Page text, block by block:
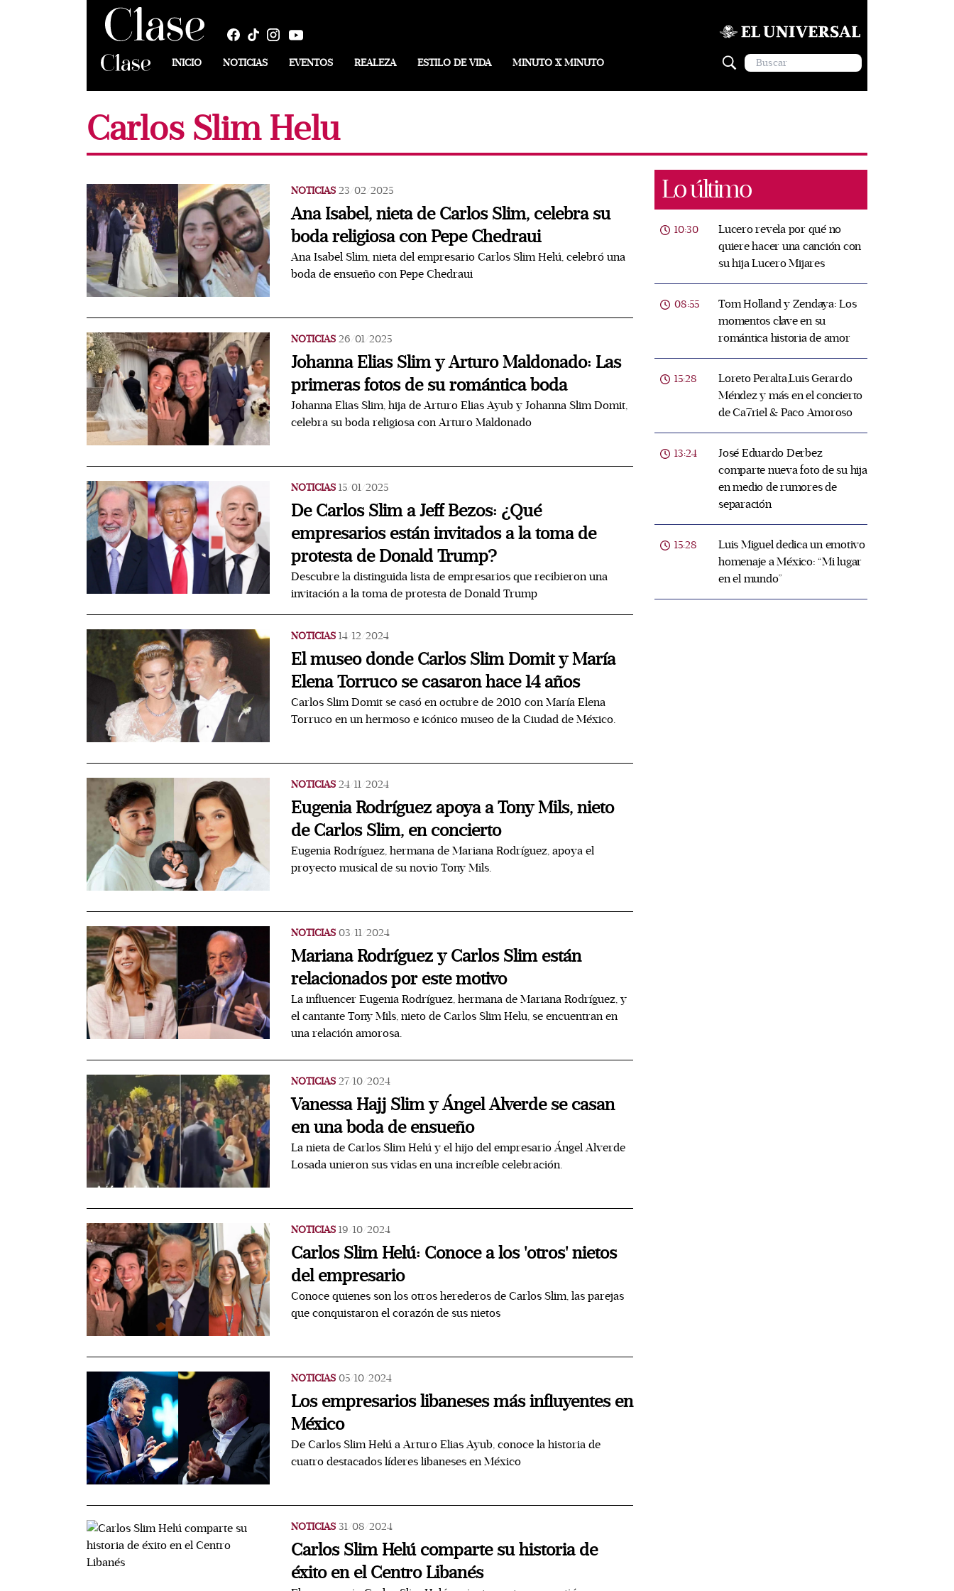
INICIO NOTICIAS EVENTOS REALEZA ESTILO DE VIDA MINUTO X MINUTO
Carlos Slim Helu
NOTICIAS 23/02/2025
Ana Isabel, nieta de Carlos Slim, celebra su
boda religiosa con Pepe Chedraui
Ana Isabel Slim, nieta del empresario Carlos Slim Helú, celebró una
boda de ensueño con Pepe Chedraui
NOTICIAS 26/01/2025
Johanna Elias Slim y Arturo Maldonado: Las
primeras fotos de su romántica boda
Johanna Elias Slim, hija de Arturo Elias Ayub y Johanna Slim Domit,
celebra su boda religiosa con Arturo Maldonado
NOTICIAS 15/01/2025
De Carlos Slim a Jeff Bezos: ¿Qué
empresarios están invitados a la toma de
protesta de Donald Trump?
Descubre la distinguida lista de empresarios que recibieron una
invitación a la toma de protesta de Donald Trump
NOTICIAS 14/12/2024
El museo donde Carlos Slim Domit y María
Elena Torruco se casaron hace 14 años
Carlos Slim Domit se casó en octubre de 2010 con María Elena
Torruco en un hermoso e icónico museo de la Ciudad de México.
NOTICIAS 24/11/2024
Eugenia Rodríguez apoya a Tony Mils, nieto
de Carlos Slim, en concierto
Eugenia Rodríguez, hermana de Mariana Rodríguez, apoya el
proyecto musical de su novio Tony Mils.
NOTICIAS 03/11/2024
Mariana Rodríguez y Carlos Slim están
relacionados por este motivo
La influencer Eugenia Rodríguez, hermana de Mariana Rodríguez, y
el cantante Tony Mils, nieto de Carlos Slim Helu, se encuentran en
una relación amorosa.
NOTICIAS 27/10/2024
Vanessa Hajj Slim y Ángel Alverde se casan
en una boda de ensueño
La nieta de Carlos Slim Helú y el hijo del empresario Ángel Alverde
Losada unieron sus vidas en una increíble celebración.
NOTICIAS 19/10/2024
Carlos Slim Helú: Conoce a los 'otros' nietos
del empresario
Conoce quienes son los otros herederos de Carlos Slim, las parejas
que conquistaron el corazón de sus nietos
NOTICIAS 05/10/2024
Los empresarios libaneses más influyentes en
México
De Carlos Slim Helú a Arturo Elias Ayub, conoce la historia de
cuatro destacados líderes libaneses en México
NOTICIAS 31/08/2024
Carlos Slim Helú comparte su historia de
éxito en el Centro Libanés
Lo último
10:30
Lucero revela por qué no
quiere hacer una canción con
su hija Lucero Mijares
08:55
Tom Holland y Zendaya: Los
momentos clave en su
romántica historia de amor
15:28
Loreto Peralta,Luis Gerardo
Méndez y más en el concierto
de Ca7riel & Paco Amoroso
13:24
José Eduardo Derbez
comparte nueva foto de su hija
en medio de rumores de
separación
15:28
Luis Miguel dedica un emotivo
homenaje a México: “Mi lugar
en el mundo”